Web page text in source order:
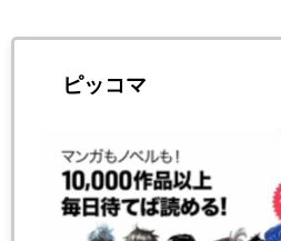
ピッコマ